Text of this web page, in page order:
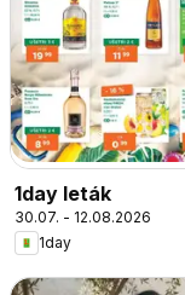
1day leták
30.07. - 12.08.2026
1day